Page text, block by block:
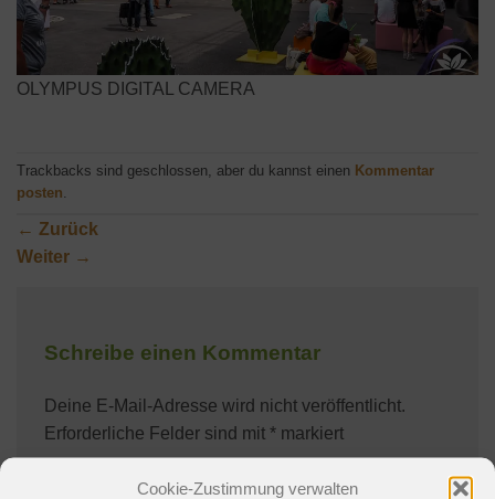
Cookie-Zustimmung verwalten
OLYMPUS DIGITAL CAMERA
Trackbacks sind geschlossen, aber du kannst einen Kommentar
posten.
← Zurück
Weiter →
Schreibe einen Kommentar
Deine E-Mail-Adresse wird nicht veröffentlicht.
Erforderliche Felder sind mit * markiert